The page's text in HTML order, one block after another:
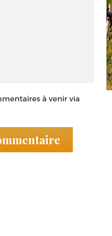
à venir via